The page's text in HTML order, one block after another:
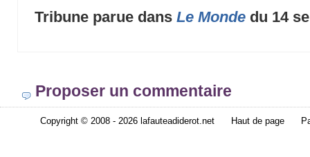
Tribune parue dansLe Monde du 14
Proposer un commentaire
Copyright © 2008 - 2026 lafauteadiderot.net Haut de page